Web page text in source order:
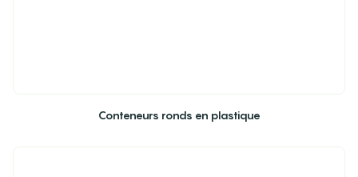
Conteneurs ronds en plastique